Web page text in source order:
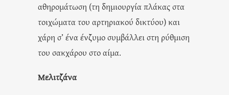
αθηρομάτωση (τη δημιουργία πλάκας στα
τοιχώματα του αρτηριακού δικτύου) και
χάρη σ’ ένα ένζυμο συμβάλλει στη ρύθμιση
του σακχάρου στο αίμα.
Μελιτζάνα